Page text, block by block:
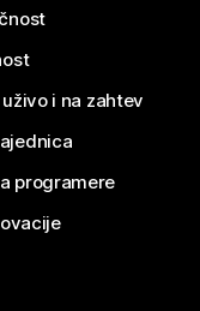
i na zahtev
programere